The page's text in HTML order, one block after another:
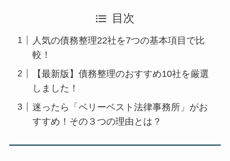
目次
人気の債務整理22社を7つの基本項目で比
較！
【最新版】債務整理のおすすめ10社を厳選
しました！
迷ったら「ベリーベスト法律事務所」がお
すすめ！その３つの理由とは？